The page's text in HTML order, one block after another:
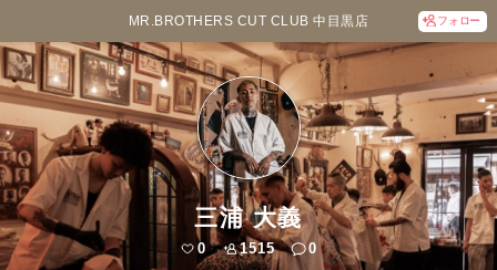
MR.BROTHERS CUT CLUB 中目黒店 フォロー
三浦 大義
0 1515 0